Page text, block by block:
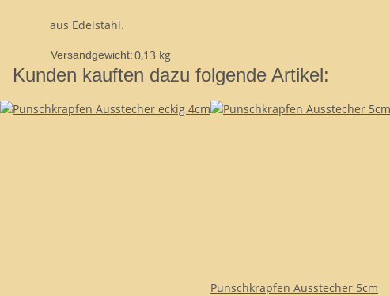
aus Edelstahl.
Versandgewicht:0,13 kg
Kunden kauften dazu folgende Artikel:
Punschkrapfen Ausstecher 5cm